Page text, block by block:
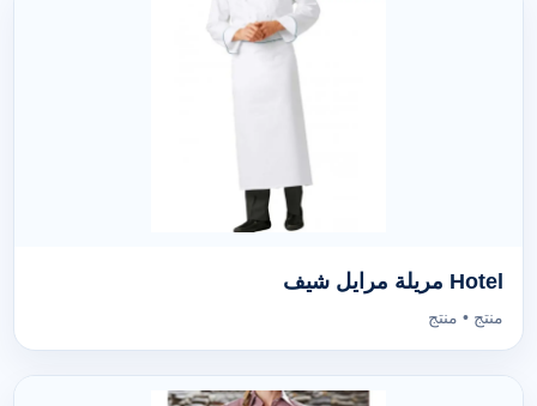
Hotel مريلة مرايل شيف
منتج • منتج